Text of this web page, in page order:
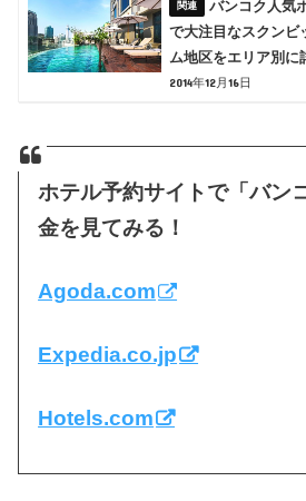
バンコク人気
で大注目なスクンビ
ム地区をエリア別に
2014年12月16日
ホテル予約サイトで「バン
金を見てみる！
Agoda.com
Expedia.co.jp
Hotels.com